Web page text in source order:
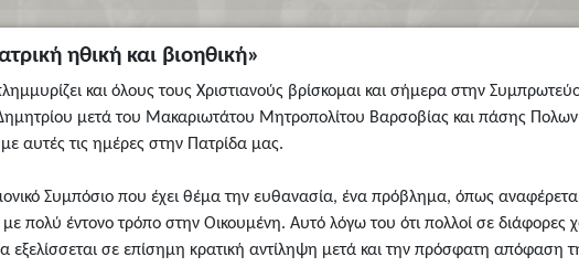
ηθική και βιοηθική»
και όλους τους Χριστιανούς βρίσκομαι και σήμερα στην
μετά του Μακαριωτάτου Μητροπολίτου Βαρσοβίας και πάσης
αυτές τις ημέρες στην Πατρίδα μας.
Συμπόσιο που έχει θέμα την ευθανασία, ένα πρόβλημα, όπως
με πολύ έντονο τρόπο στην Οικουμένη. Αυτό λόγω του ότι πολλοί σε διάφορες
εξελίσσεται σε επίσημη κρατική αντίληψη μετά και την πρόσφατη απόφαση